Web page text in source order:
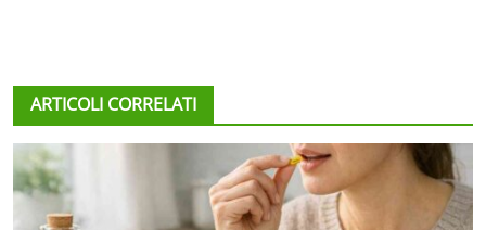
ARTICOLI CORRELATI